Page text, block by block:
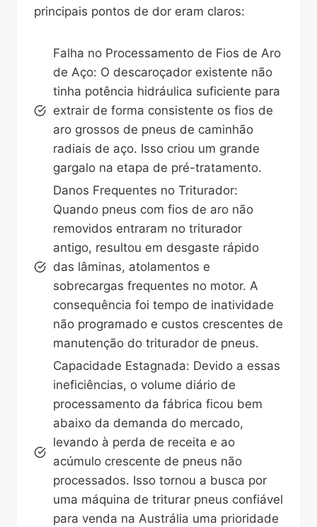
principais pontos de dor eram claros:
Falha no Processamento de Fios de Aro
de Aço: O descaroçador existente não
tinha potência hidráulica suficiente para
extrair de forma consistente os fios de
aro grossos de pneus de caminhão
radiais de aço. Isso criou um grande
gargalo na etapa de pré-tratamento.
Danos Frequentes no Triturador:
Quando pneus com fios de aro não
removidos entraram no triturador
antigo, resultou em desgaste rápido
das lâminas, atolamentos e
sobrecargas frequentes no motor. A
consequência foi tempo de inatividade
não programado e custos crescentes de
manutenção do triturador de pneus.
Capacidade Estagnada: Devido a essas
ineficiências, o volume diário de
processamento da fábrica ficou bem
abaixo da demanda do mercado,
levando à perda de receita e ao
acúmulo crescente de pneus não
processados. Isso tornou a busca por
uma máquina de triturar pneus confiável
para venda na Austrália uma prioridade